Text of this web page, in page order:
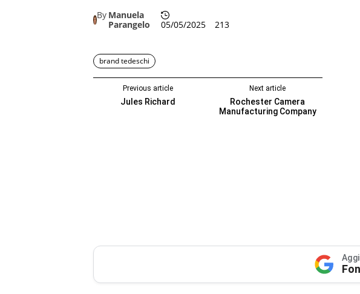
By Manuela
Parangelo
05/05/2025 213
brand tedeschi
Previous article
Jules Richard
Next article
Rochester Camera
Manufacturing Company